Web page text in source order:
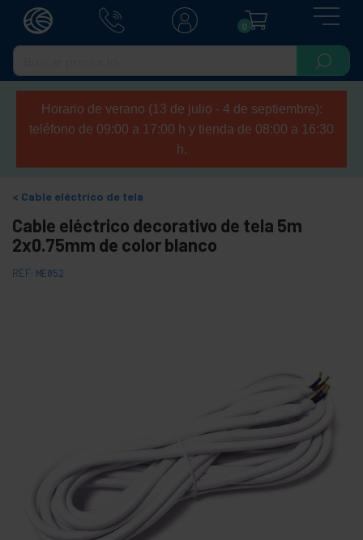
0
Horario de verano (13 de julio - 4 de septiembre):
teléfono de 09:00 a 17:00 h y tienda de 08:00 a 16:30
h.
Cable eléctrico de tela
Cable eléctrico decorativo de tela 5m
2x0.75mm de color blanco
REF: ME052